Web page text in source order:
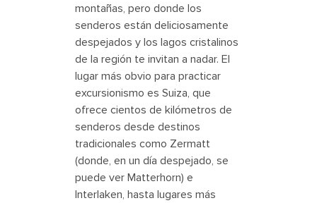
montañas, pero donde los
senderos están deliciosamente
despejados y los lagos cristalinos
de la región te invitan a nadar. El
lugar más obvio para practicar
excursionismo es Suiza, que
ofrece cientos de kilómetros de
senderos desde destinos
tradicionales como Zermatt
(donde, en un día despejado, se
puede ver Matterhorn) e
Interlaken, hasta lugares más